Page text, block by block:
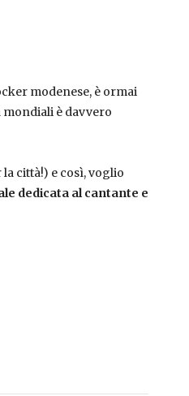
modenese, è ormai
mondiali è davvero
città!) e così, voglio
dedicata al cantante e